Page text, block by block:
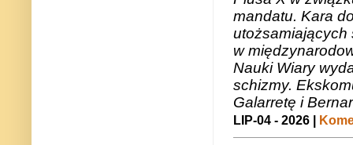
mandatu. Kara
utożsamiających
w
Nauki Wiary
schizmy.
Galarretę i
LIP-04 - 2026 |